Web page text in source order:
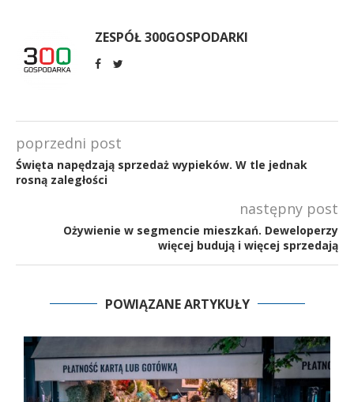
ZESPÓŁ 300GOSPODARKI
poprzedni post
Święta napędzają sprzedaż wypieków. W tle jednak
rosną zaległości
następny post
Ożywienie w segmencie mieszkań. Deweloperzy
więcej budują i więcej sprzedają
POWIĄZANE ARTYKUŁY